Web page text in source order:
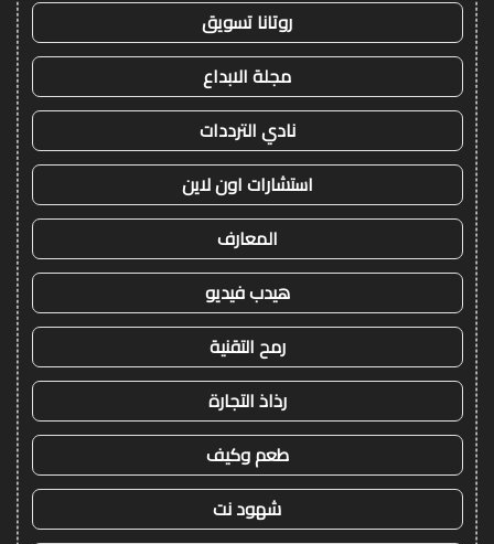
روتانا تسويق
مجلة الابداع
نادي الترددات
استشارات اون لاين
المعارف
هيدب فيديو
رمح التقنية
رذاذ التجارة
طعم وكيف
شهود نت